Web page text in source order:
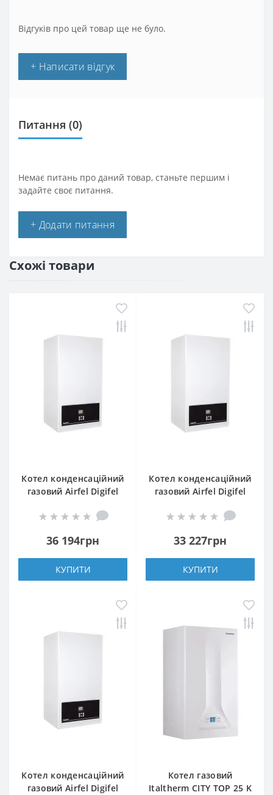
Відгуків про цей товар ще не було.
+ Написати відгук
Питання (0)
Немає питань про даний товар, станьте першим і
задайте своє питання.
+ Додати питання
Схожі товари
Котел конденсаційний
газовий Airfel Digifel
36 194грн
КУПИТИ
Котел конденсаційний
газовий Airfel Digifel
33 227грн
КУПИТИ
Котел конденсаційний
газовий Airfel Digifel
Котел газовий
Italtherm CITY TOP 25 K